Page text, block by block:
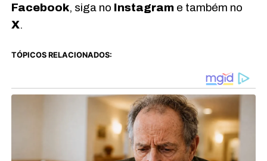
Facebook, siga no Instagrame também no
X.
TÓPICOS RELACIONADOS: